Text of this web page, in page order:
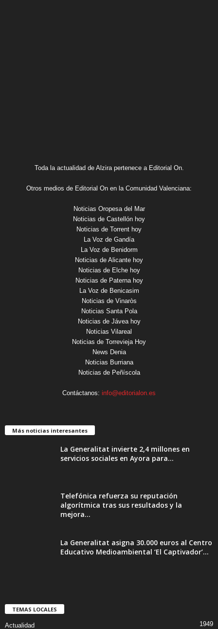
Toda la actualidad de Alzira pertenece a Editorial On.
Otros medios de Editorial On en la Comunidad Valenciana:
Noticias Oropesa del Mar
Noticias de Castellón hoy
Noticias de Torrent hoy
La Voz de Gandía
La Voz de Benidorm
Noticias de Alicante hoy
Noticias de Elche hoy
Noticias de Paterna hoy
La Voz de Benicasim
Noticias de Vinaròs
Noticias Santa Pola
Noticias de Jávea hoy
Noticias Vilareal
Noticias de Torrevieja Hoy
News Denia
Noticias Burriana
Noticias de Peñíscola
Contáctanos: info@editorialon.es
Más noticias interesantes
La Generalitat invierte 2,4 millones en
servicios sociales en Ayora para...
Telefónica refuerza su reputación
algorítmica tras sus resultados y la
mejora...
La Generalitat asigna 30.000 euros al Centro
Educativo Medioambiental ‘El Captivador’...
TEMAS LOCALES
Actualidad 1949